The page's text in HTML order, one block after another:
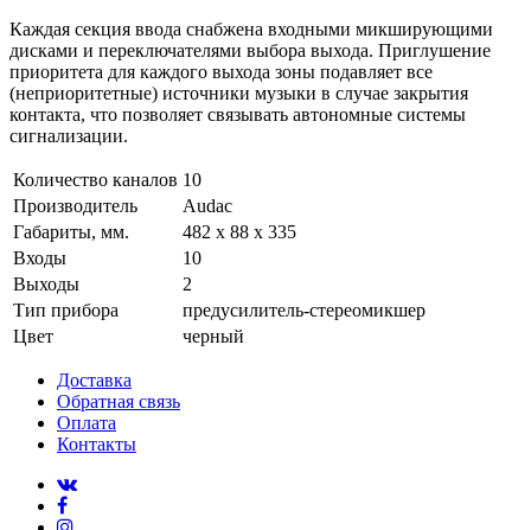
Каждая секция ввода снабжена входными микширующими
дисками и переключателями выбора выхода. Приглушение
приоритета для каждого выхода зоны подавляет все
(неприоритетные) источники музыки в случае закрытия
контакта, что позволяет связывать автономные системы
сигнализации.
Количество каналов 10
Производитель
Audac
Габариты, мм.
482 x 88 x 335
Входы
10
Выходы
2
Тип прибора
предусилитель-стереомикшер
Цвет
черный
Доставка
Обратная связь
Оплата
Контакты